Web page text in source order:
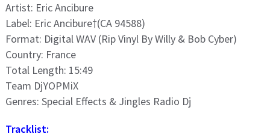
Artist: Eric Ancibure
Label: Eric Ancibure†(CA 94588)
Format: Digital WAV (Rip Vinyl By Willy & Bob Cyber)
Country: France
Total Length: 15:49
Team DjYOPMiX
Genres: Special Effects & Jingles Radio Dj
Tracklist: